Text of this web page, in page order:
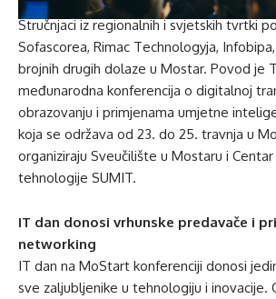
Stručnjaci iz regionalnih i svjetskih tvrtki
Sofascorea, Rimac Technologyja,
brojnih drugih dolaze u Mostar. Povod je
međunarodna konferencija o digitalnoj
obrazovanju i primjenama umjetne
koja se održava od 23. do 25. travnja u
organiziraju Sveučilište u Mostaru i
tehnologije SUMIT.
IT dan donosi vrhunske predavače i
networking
IT dan na MoStart konferenciji donosi
sve zaljubljenike u tehnologiju i inovacije.